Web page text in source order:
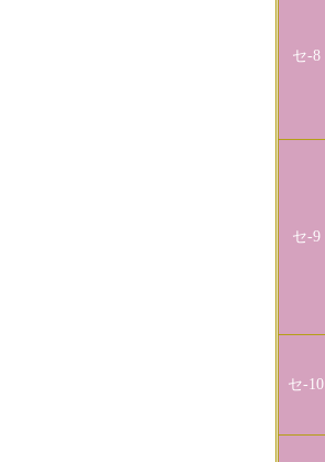
セ-8
セ-9
セ-10